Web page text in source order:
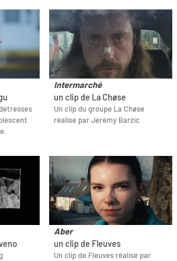
Intermarché
un clip de La Chøse
Un clip du groupe La Chøse
réalisé par Jérémy Barzic
Aber
un clip de Fleuves
Un clip de Fleuves réalisé par